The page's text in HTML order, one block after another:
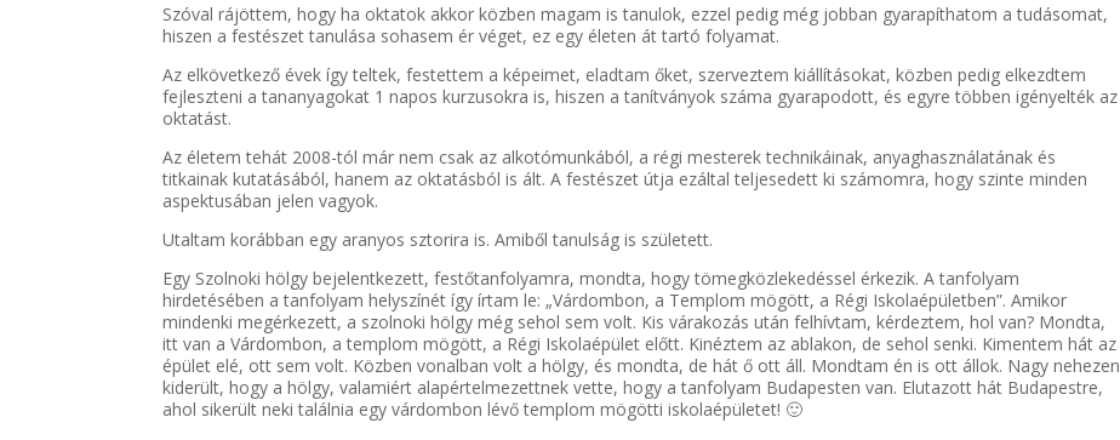
Szóval rájöttem, hogy ha oktatok akkor közben magam is tanulok, ezzel pedig még jobban gyarapíthatom a tudásomat,
hiszen a festészet tanulása sohasem ér véget, ez egy életen át tartó folyamat.
Az elkövetkező évek így teltek, festettem a képeimet, eladtam őket, szerveztem kiállításokat, közben pedig elkezdtem
fejleszteni a tananyagokat 1 napos kurzusokra is, hiszen a tanítványok száma gyarapodott, és egyre többen igényelték az
oktatást.
Az életem tehát 2008-tól már nem csak az alkotómunkából, a régi mesterek technikáinak, anyaghasználatának és
titkainak kutatásából, hanem az oktatásból is ált. A festészet útja ezáltal teljesedett ki számomra, hogy szinte minden
aspektusában jelen vagyok.
Utaltam korábban egy aranyos sztorira is. Amiből tanulság is született.
Egy Szolnoki hölgy bejelentkezett, festőtanfolyamra, mondta, hogy tömegközlekedéssel érkezik. A tanfolyam
hirdetésében a tanfolyam helyszínét így írtam le: „Várdombon, a Templom mögött, a Régi Iskolaépületben”. Amikor
mindenki megérkezett, a szolnoki hölgy még sehol sem volt. Kis várakozás után felhívtam, kérdeztem, hol van? Mondta,
itt van a Várdombon, a templom mögött, a Régi Iskolaépület előtt. Kinéztem az ablakon, de sehol senki. Kimentem hát az
épület elé, ott sem volt. Közben vonalban volt a hölgy, és mondta, de hát ő ott áll. Mondtam én is ott állok. Nagy nehezen
kiderült, hogy a hölgy, valamiért alapértelmezettnek vette, hogy a tanfolyam Budapesten van. Elutazott hát Budapestre,
ahol sikerült neki találnia egy várdombon lévő templom mögötti iskolaépületet! 🙂